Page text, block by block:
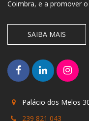
Coimbra, e a promover
SAIBA MAIS
Palácio dos Melos
239 821 043